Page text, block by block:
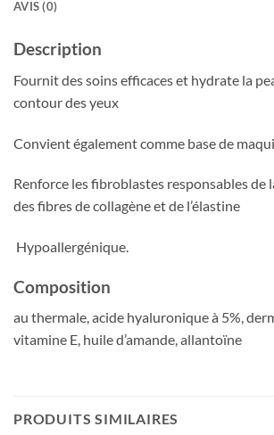
AVIS (0)
Description
Fournit des soins efficaces et hydrate la
contour des yeux
Convient également comme base de
Renforce les fibroblastes responsables de
des fibres de collagène et de l’élastine
Hypoallergénique.
Composition
au thermale, acide hyaluronique à 5%,
vitamine E, huile d’amande, allantoïne
PRODUITS SIMILAIRES